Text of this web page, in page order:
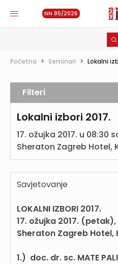
NN 85/2026
Početna > Seminari > Lokalni
Lokalni izbori 2017.
17. ožujka 2017. u 08:30
Sheraton Zagreb Hotel,
Savjetovanje
LOKALNI IZBORI 2017.
17. ožujka 2017.
Sheraton Zagreb Hotel,
1.) doc. dr. sc. MATE
Filteri